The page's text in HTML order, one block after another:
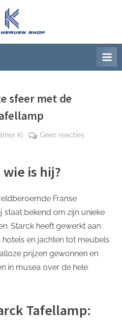
K
n
f
H
v
n
S
h
sfeer met de
Ki Geen reactiesop
Philippe
Starck
Tafellamp
is hij?
Franse
staat bekend om zijn unieke
Starck heeft gewerkt aan
en jachten tot meubels
prijzen gewonnen en
in musea over de hele
Tafellamp: